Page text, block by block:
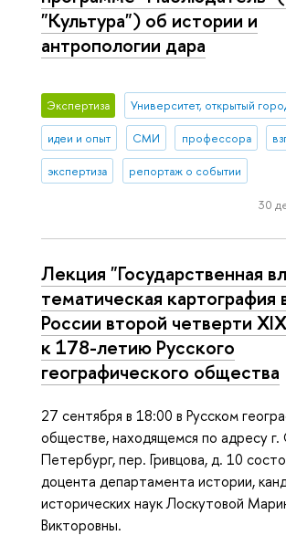
"Культура") об истории и
антропологии дара
Экспертиза Университет, открытый
идеи и опыт СМИ профессора
экспертиза репортаж о событии
30
Лекция "Государственная
тематическая картография
России второй четверти
к 178-летию Русского
географического общества
27 сентября в 18:00 в Русском
обществе, находящемся по адресу г.
Петербург, пер. Гривцова, д. 10
доцента департамента истории,
исторических наук Лоскутовой
Викторовны.